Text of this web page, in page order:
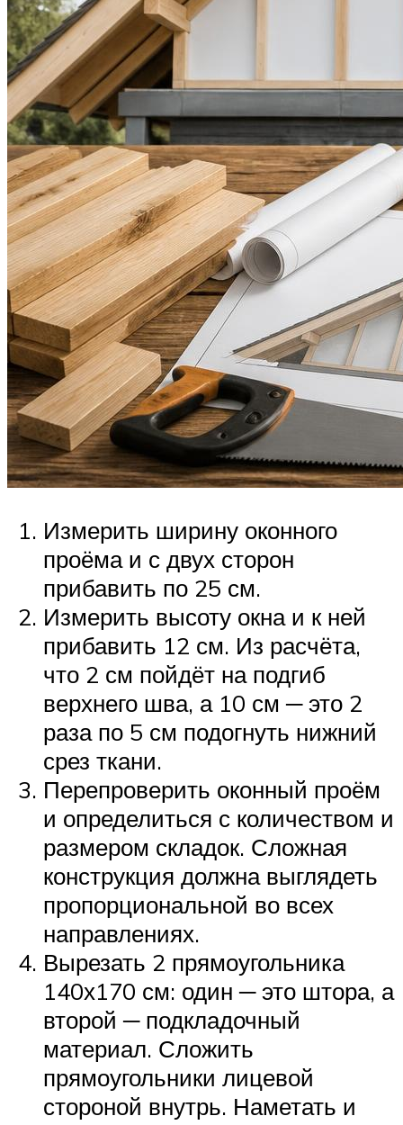
Измерить ширину оконного
проёма и с двух сторон
прибавить по 25 см.
Измерить высоту окна и к ней
прибавить 12 см. Из расчёта,
что 2 см пойдёт на подгиб
верхнего шва, а 10 см ─ это 2
раза по 5 см подогнуть нижний
срез ткани.
Перепроверить оконный проём
и определиться с количеством и
размером складок. Сложная
конструкция должна выглядеть
пропорциональной во всех
направлениях.
Вырезать 2 прямоугольника
140х170 см: один ─ это штора, а
второй ─ подкладочный
материал. Сложить
прямоугольники лицевой
стороной внутрь. Наметать и